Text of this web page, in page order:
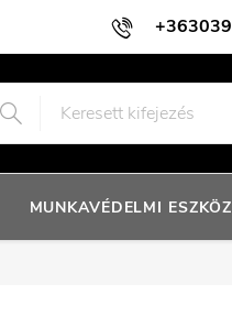
Adatkezelési tájékoztató
MUNKAVÉDELMI